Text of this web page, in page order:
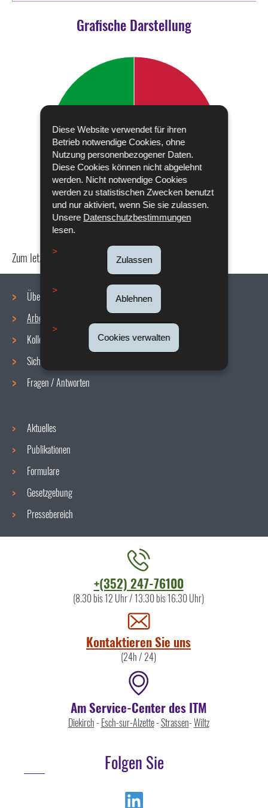
Diese Website verwendet für ihren
Betrieb notwendige Cookies, ohne
Nutzung personenbezogener Daten.
Diese Cookies können nicht abgelehnt
werden. Nicht notwendige Cookies
werden zu statistischen Zwecken benutzt
und nur aktiviert, wenn Sie sie zulassen.
Unsere Datenschutzbestimmungen
lesen.
Zulassen
Ablehnen
Cookies verwalten
Grafische Darstellung
Zum letzten Mal aktualisiert am18/12/2019
Navigationsmenü
Über uns
Arbeitsbedingungen
Kollektive Vereinbarungen
Sicherheit/Gesundheit am Arbeitsplatz
Fragen / Antworten
Aktuelles
Publikationen
Formulare
Gesetzgebung
Pressebereich
+(352) 247-76100
(8.30 bis 12 Uhr / 13.30 bis 16.30 Uhr)
Kontaktieren Sie uns
(24h / 24)
Am Service-Center des ITM
Diekirch- Esch-sur-Alzette-Strassen-Wiltz
Folgen Sie